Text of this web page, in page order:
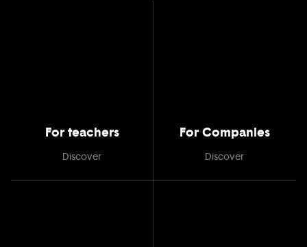
For teachers
Discover
For Companies
Discover